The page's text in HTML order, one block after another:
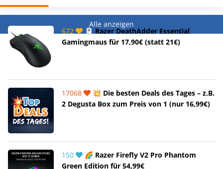
Alle anzeigen
672
🖱️ Razer DeathAdder Essential
Gamingmaus für 17,90€ (statt 21€)
17068
💥 Die besten Deals des Tages – z.B.
2 Degusta Box zum Preis von 1 (nur 16,99€)
150
🌈 Razer Firefly V2 Pro Phantom
Green Edition für 54,99€